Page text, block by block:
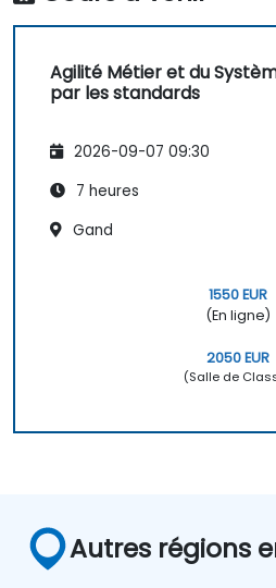
Agilité Métier et du
par les standards
2026-09-07 09:30
7 heures
Gand
1550 EUR
(En ligne)
2050 EUR
(Salle de
Autres régions